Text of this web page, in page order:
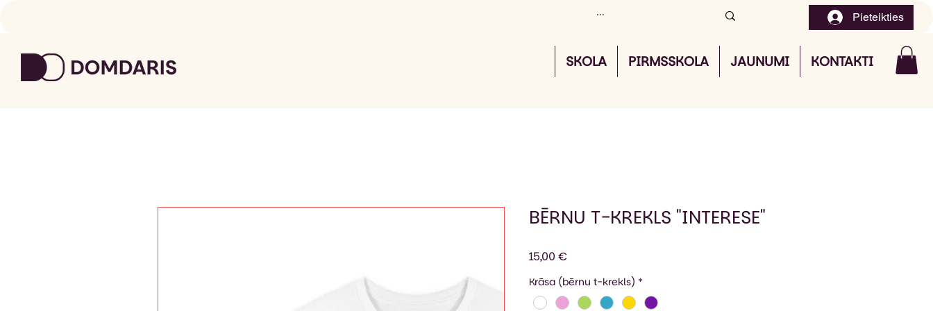
SKOLA PIRMSSKOLA JAUNUMI KONTAKTI
Pieteikties
BĒRNU T-KREKLS "INTERESE"
15,00 €
Krāsa (bērnu t-krekls) *